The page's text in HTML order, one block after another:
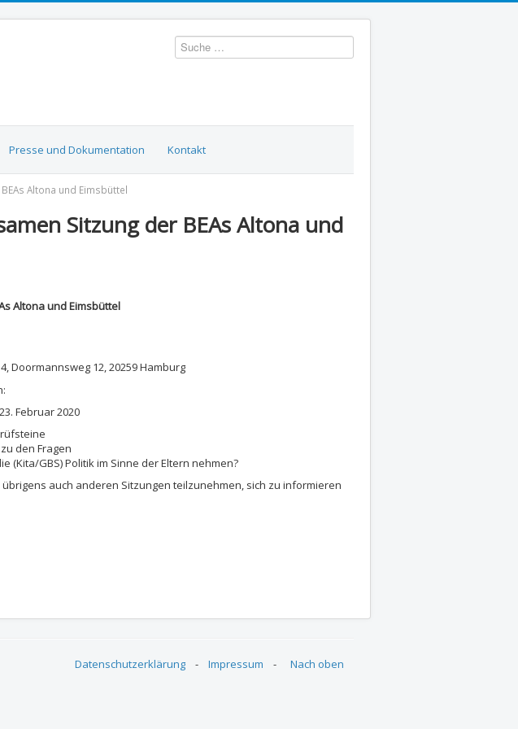
Suchen
Presse und Dokumentation Kontakt
Altona und Eimsbüttel
Sitzung der BEAs Altona und
Altona und Eimsbüttel
Doormannsweg 12, 20259 Hamburg
Februar 2020
den Fragen
(Kita/GBS) Politik im Sinne der Eltern nehmen?
auch anderen Sitzungen teilzunehmen, sich zu informieren
Protokoll der gemeinsamen Sitzung online
und Eimsbüttel: Protokoll der gemeinsamen Sitzung online
Nach oben
Datenschutzerklärung - Impressum -